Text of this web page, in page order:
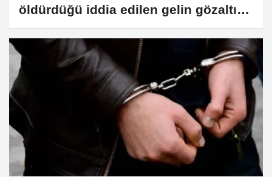
öldürdüğü iddia edilen gelin gözaltına
alındı